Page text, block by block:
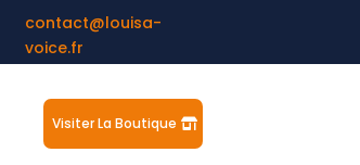
contact@louisa-
voice.fr
Visiter La Boutique